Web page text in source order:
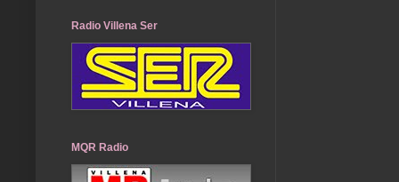
Radio Villena Ser
MQR Radio